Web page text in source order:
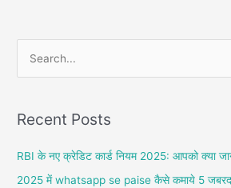
rRecent Posts
RBI के नए क्रेडिट कार्ड नियम 2025: आपको क्या
2025 में whatsapp se paise कैसे कमाये 5